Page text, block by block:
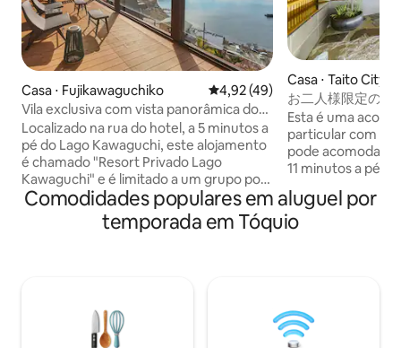
Casa ⋅ Fujikawaguchiko 4,92 de uma avaliação média
4,92 (49)
Vila exclusiva com vista panorâmica do
lago Kawaguchi e do Monte Fuji, ampla
varanda coberta com sauna
Localizado na rua do hotel, a 5 minutos a
pé do Lago Kawaguchi, este alojamento
é chamado "Resort Privado Lago
Kawaguchi" e é limitado a um grupo por
dia. Uma casa espaçosa com sauna e
banho de água, com varanda com vista
para o Lago Kawaguchi e o Monte Fuji, e
estrada em frente à instalação Nosso
hotel está localizado um pouco fora da
Casa ⋅ Taito City
お二人様限定の露
和風のラグジュア
上野観光拠点 ｜
Esta é uma
particular com
pode acomodar
11 minutos a pé da
um banheiro de
andar com um
conveniência,
elegantes e lojas
Comodidades populares em aluguel por
temporada em Tóquio